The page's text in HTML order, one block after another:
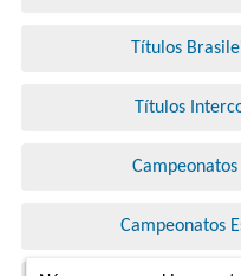
Títulos
Títulos
Campeonatos